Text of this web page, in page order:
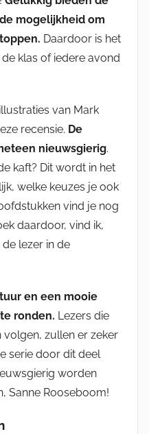
mogelijkheid om
Daardoor is het
klas of iedere avond
van Mark
recensie. De
nieuwsgierig.
kaft? Dit wordt in het
welke keuzes je ook
vind je nog
daardoor, vind ik,
lezer in de
en een mooie
ronden. Lezers die
volgen, zullen er zeker
serie door dit deel
worden
Sanne Rooseboom!